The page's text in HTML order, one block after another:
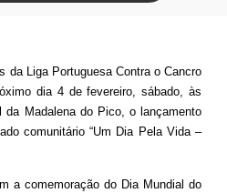
da Liga Portuguesa Contra o Cancro
dia 4 de fevereiro, sábado, às
da Madalena do Pico, o lançamento
comunitário “Um Dia Pela Vida –
a comemoração do Dia Mundial do